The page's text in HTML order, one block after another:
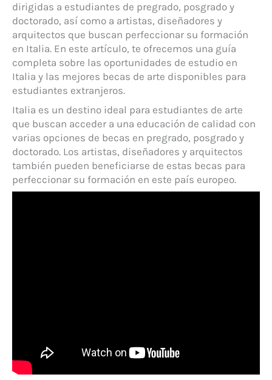
dirigidas a estudiantes de pregrado, posgrado y
doctorado, así como a artistas, diseñadores y
arquitectos que buscan perfeccionar su formación
en Italia. En este artículo, te ofrecemos una guía
completa sobre las oportunidades de estudio en
Italia y las mejores becas de arte disponibles para
estudiantes extranjeros.
Italia es un destino ideal para estudiantes de arte
que buscan acceder a una educación de calidad con
varias opciones de becas en pregrado, posgrado y
doctorado. Los artistas, diseñadores y arquitectos
también pueden beneficiarse de estas becas para
perfeccionar su formación en este país europeo.